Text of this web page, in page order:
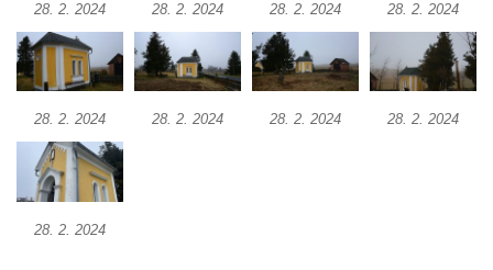
Kostel svatých Petra a Pavla v Růžové
Kaple Stětí svatého Jana Křtitele v
Rumburku
Bývalá synagoga v Milevsku
Kostel svaté Kateřiny Alexandrijské v
28. 2. 2024 28. 2. 2024 28. 2. 2024 28. 2. 2024
28. 2. 2024 28. 2. 2024 28. 2. 2024 28. 2. 2024
28. 2. 2024